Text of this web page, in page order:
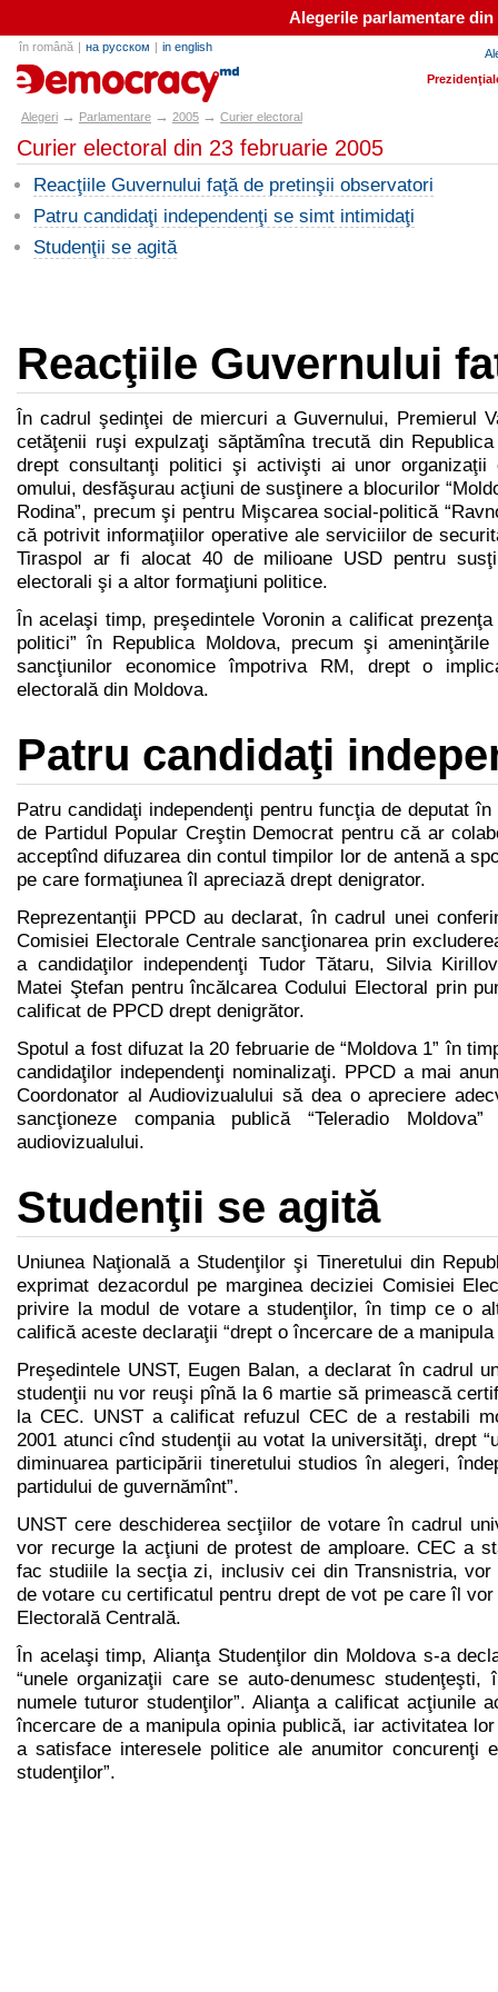
Alegerile parlamentare
în română | на русском | in english
alegeri.md
Alegeri → Parlamentare → 2005 → Curier electoral
Curier electoral din 23 februarie 2005
Reacţiile Guvernului faţă de pretinşii observatori
Patru candidaţi independenţi se simt intimidaţi
Studenţii se agită
Reacţiile Guvernului
În cadrul şedinţei de miercuri a Guvernului, Premierul
cetăţenii ruşi expulzaţi săptămîna trecută din
drept consultanţi politici şi activişti ai unor organizaţii
omului, desfăşurau acţiuni de susţinere a blocurilor
Rodina”, precum şi pentru Mişcarea social-politică
că potrivit informaţiilor operative ale serviciilor de
Tiraspol ar fi alocat 40 de milioane USD pentru
electorali şi a altor formaţiuni politice.
În acelaşi timp, preşedintele Voronin a calificat
politici” în Republica Moldova, precum şi
sancţiunilor economice împotriva RM, drept o
electorală din Moldova.
Patru candidaţi
Patru candidaţi independenţi pentru funcţia de deputat
de Partidul Popular Creştin Democrat pentru că ar
acceptînd difuzarea din contul timpilor lor de antenă a
pe care formaţiunea îl apreciază drept denigrator.
Reprezentanţii PPCD au declarat, în cadrul unei
Comisiei Electorale Centrale sancţionarea prin
a candidaţilor independenţi Tudor Tătaru, Silvia
Matei Ştefan pentru încălcarea Codului Electoral prin
calificat de PPCD drept denigrător.
Spotul a fost difuzat la 20 februarie de “Moldova 1” în
candidaţilor independenţi nominalizaţi. PPCD a mai
Coordonator al Audiovizualului să dea o apreciere
sancţioneze compania publică “Teleradio
audiovizualului.
Studenţii se agită
Uniunea Naţională a Studenţilor şi Tineretului din
exprimat dezacordul pe marginea deciziei Comisiei
privire la modul de votare a studenţilor, în timp ce o
califică aceste declaraţii “drept o încercare de a manipula
Preşedintele UNST, Eugen Balan, a declarat în cadrul
studenţii nu vor reuşi pînă la 6 martie să primească
la CEC. UNST a calificat refuzul CEC de a restabili
2001 atunci cînd studenţii au votat la universităţi, drept
diminuarea participării tineretului studios în alegeri,
partidului de guvernămînt”.
UNST cere deschiderea secţiilor de votare în cadrul
vor recurge la acţiuni de protest de amploare. CEC a
fac studiile la secţia zi, inclusiv cei din Transnistria,
de votare cu certificatul pentru drept de vot pe care îl
Electorală Centrală.
În acelaşi timp, Alianţa Studenţilor din Moldova s-a
“unele organizaţii care se auto-denumesc
numele tuturor studenţilor”. Alianţa a calificat acţiunile
încercare de a manipula opinia publică, iar activitatea
a satisface interesele politice ale anumitor concurenţi
studenţilor”.